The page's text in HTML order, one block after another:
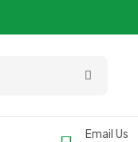
Email Us